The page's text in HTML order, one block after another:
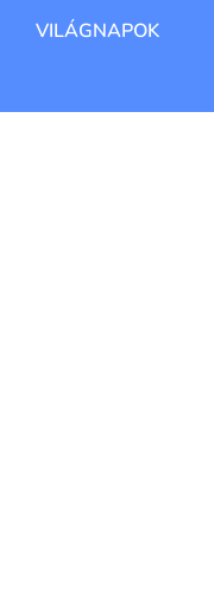
VILÁGNAPOK